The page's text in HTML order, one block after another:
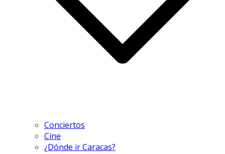
Conciertos
Cine
¿Dónde ir Caracas?